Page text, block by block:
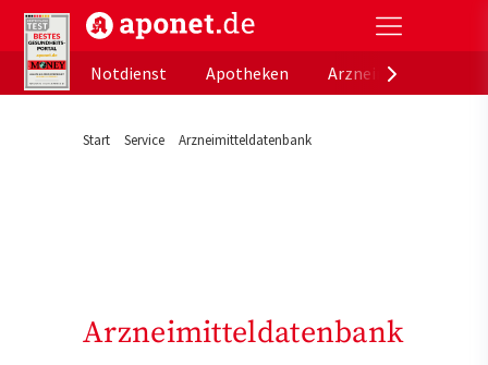
aponet.de - Das offizielle Gesundheitsportal der
Notdienst
Apotheken
Start Service Arzneimitteldatenbank
Arzneimitteldatenbank